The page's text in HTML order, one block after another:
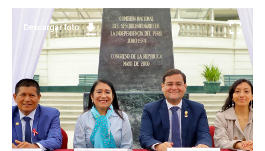
Descargar foto